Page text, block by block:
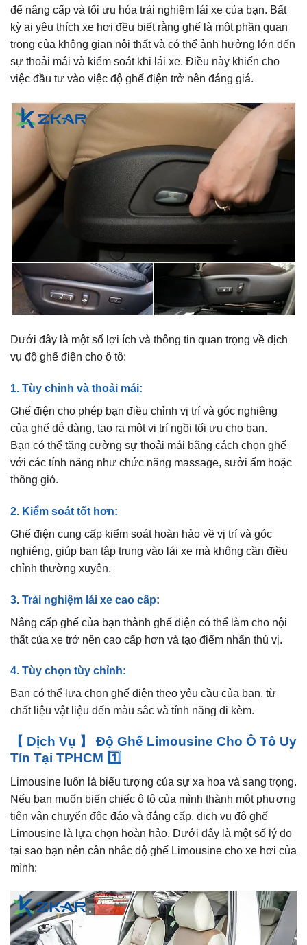
để nâng cấp và tối ưu hóa trải nghiệm lái xe của bạn. Bất
kỳ ai yêu thích xe hơi đều biết rằng ghế là một phần quan
trọng của không gian nội thất và có thể ảnh hưởng lớn đến
sự thoải mái và kiểm soát khi lái xe. Điều này khiến cho
việc đầu tư vào việc độ ghế điện trở nên đáng giá.
Dưới đây là một số lợi ích và thông tin quan trọng về dịch
vụ độ ghế điện cho ô tô:
1. Tùy chỉnh và thoải mái:
Ghế điện cho phép bạn điều chỉnh vị trí và góc nghiêng
của ghế dễ dàng, tạo ra một vị trí ngồi tối ưu cho bạn.
Bạn có thể tăng cường sự thoải mái bằng cách chọn ghế
với các tính năng như chức năng massage, sưởi ấm hoặc
thông gió.
2. Kiểm soát tốt hơn:
Ghế điện cung cấp kiểm soát hoàn hảo về vị trí và góc
nghiêng, giúp bạn tập trung vào lái xe mà không cần điều
chỉnh thường xuyên.
3. Trải nghiệm lái xe cao cấp:
Nâng cấp ghế của bạn thành ghế điện có thể làm cho nội
thất của xe trở nên cao cấp hơn và tạo điểm nhấn thú vị.
4. Tùy chọn tùy chỉnh:
Bạn có thể lựa chọn ghế điện theo yêu cầu của bạn, từ
chất liệu vật liệu đến màu sắc và tính năng đi kèm.
【 Dịch Vụ 】 Độ Ghế Limousine Cho Ô Tô Uy
Tín Tại TPHCM 1️⃣
Limousine luôn là biểu tượng của sự xa hoa và sang trọng.
Nếu bạn muốn biến chiếc ô tô của mình thành một phương
tiện vận chuyển độc đáo và đẳng cấp, dịch vụ độ ghế
Limousine là lựa chọn hoàn hảo. Dưới đây là một số lý do
tại sao bạn nên cân nhắc độ ghế Limousine cho xe hơi của
mình: